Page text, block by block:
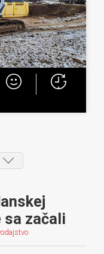
sa začali